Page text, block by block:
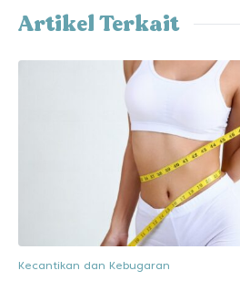
Artikel Terkait
Kecantikan dan Kebugaran